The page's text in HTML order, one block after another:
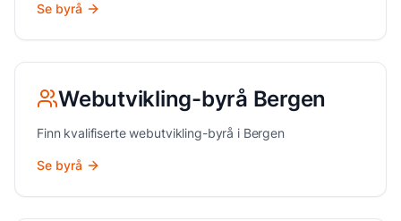
Se byrå
Webutvikling-byrå Bergen
Finn kvalifisertewebutvikling-byrå i Bergen
Se byrå